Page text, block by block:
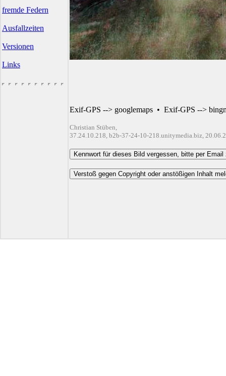
fremde Federn
Ausfallzeiten
Versionen
Links
Exif-GPS --> googlemaps • Exif-GPS -->
Christian Stüben,
37.24.10.218, b2b-37-24-10-218.unitymedia.biz,